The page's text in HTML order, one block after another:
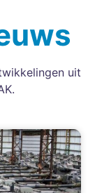
uit